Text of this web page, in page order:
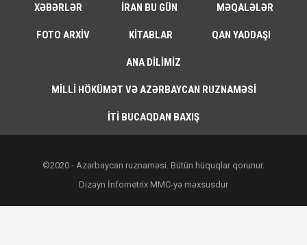
XƏBƏRLƏR İRAN BU GÜN MƏQALƏLƏR
FOTO ARXIV KITABLAR QAN YADDAŞI
ANA DILIMIZ
MILLI HÖKÜMƏT VƏ AZƏRBAYCAN RUZNAMƏSI
İTI BUCAQDAN BAXIŞ
©2020 - Azərbaycan ruznaməsi. Bütün hüquqlar qorunur.
Dizayn İnfometrix MMC-yə məxsusdur